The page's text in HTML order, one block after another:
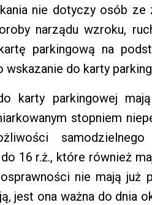
nie dotyczy osób ze
narządu wzroku,
parkingową na
wskazanie do karty
karty parkingowej
stopniem
do 16 r.ż., które również
nie mają już
jest ona ważna do dnia